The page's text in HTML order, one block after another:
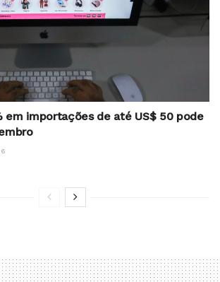
em importações de até US$ 50 pode